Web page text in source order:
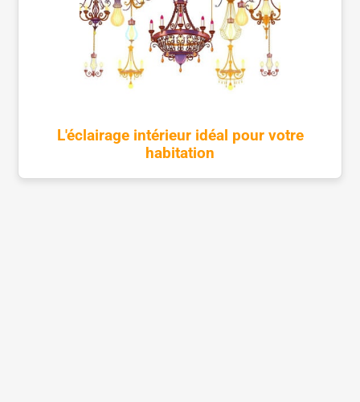
L'éclairage intérieur idéal pour votre
habitation